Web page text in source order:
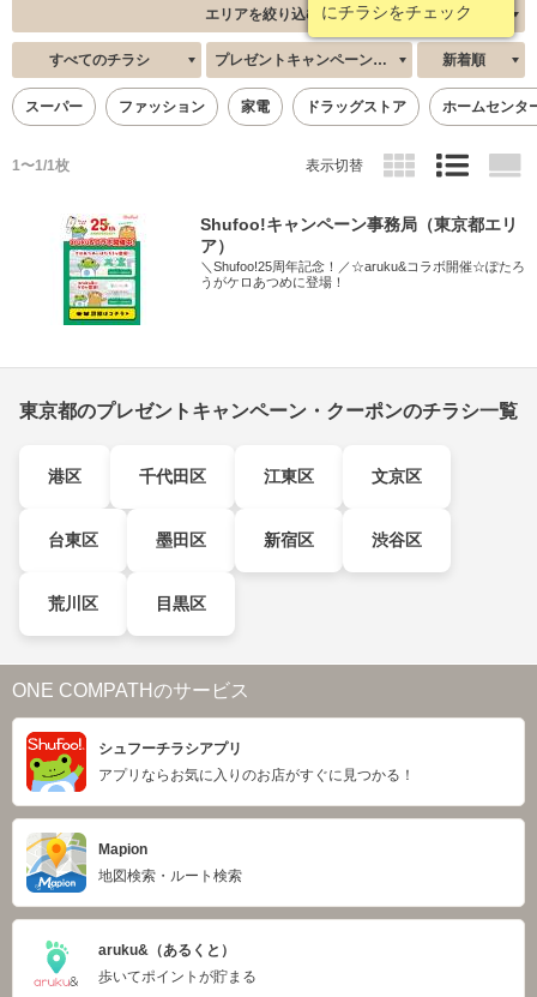
にチラシをチェック
エリアを絞り込む
すべてのチラシ プレゼントキャンペーン・クーポン 新着順
スーパー ファッション 家電 ドラッグストア ホームセンタ
1〜1/1枚 表示切替
Shufoo!キャンペーン事務局（東京都エリ
ア）
＼Shufoo!25周年記念！／☆aruku&コラボ開催☆ぽたろ
うがケロあつめに登場！
東京都のプレゼントキャンペーン・クーポンのチラシ一覧
港区 千代田区 江東区 文京区
台東区 墨田区 新宿区 渋谷区
荒川区 目黒区
ONE COMPATHのサービス
シュフーチラシアプリ
アプリならお気に入りのお店がすぐに見つかる！
Mapion
地図検索・ルート検索
aruku&（あるくと）
歩いてポイントが貯まる